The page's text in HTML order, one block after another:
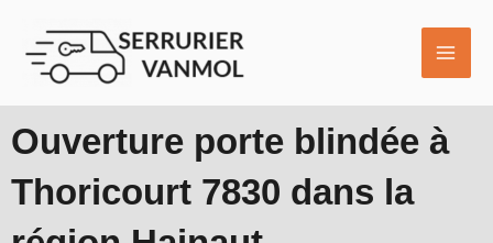
contenu
Ouverture porte blindée à
Thoricourt 7830 dans la